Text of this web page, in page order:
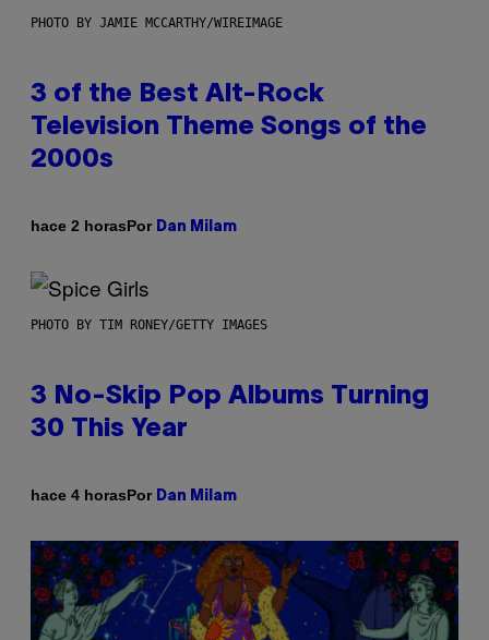
PHOTO BY JAMIE MCCARTHY/WIREIMAGE
3 of the Best Alt-Rock
Television Theme Songs of the
2000s
hace 2 horasPor Dan Milam
PHOTO BY TIM RONEY/GETTY IMAGES
3 No-Skip Pop Albums Turning
30 This Year
hace 4 horasPor Dan Milam